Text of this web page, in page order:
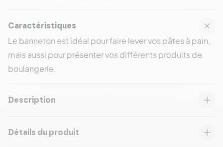
Caractéristiques
Le banneton est idéal pour faire lever vos pâtes à pain,
mais aussi pour présenter vos différents produits de
boulangerie.
Description
Détails du produit